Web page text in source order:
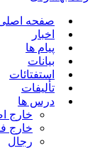
صفحه
اخبار
پیام ها
بیانات
استفتائات
تألیفات
درس ها
خارج
خارج
رجال